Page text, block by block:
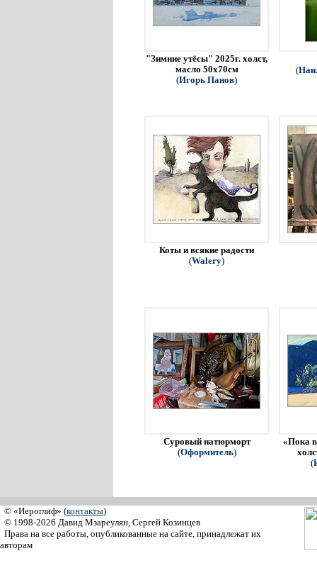
"Зимние утёсы" 2025г. холст,
масло 50х70см
(Игорь Панов)
(
Коты и всякие радости
(Walery)
Суровый натюрморт
(Оформитель)
«Пока
(
© «Иероглиф» (контакты)
© 1998-2026 Давид Мзареулян, Сергей Козинцев
Права на все работы, опубликованные на сайте, принадлежат их
авторам